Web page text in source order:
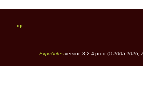
Top
ExpoActesversion 3.2.4-prod (©2005-2026,